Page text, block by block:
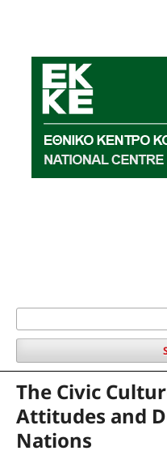
The Civic
Attitudes and
Nations